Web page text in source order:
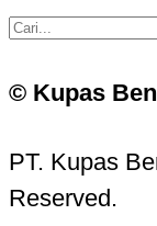
© Kupas
PT. Kupas
Reserved.